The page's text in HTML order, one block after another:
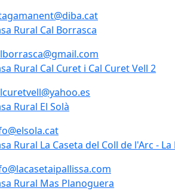
Rural Cal Borrasca
Rural Cal Borrasca
Rural Cal Curet i Cal Curet Vell 2
Rural Cal Curet i Cal Curet Vell 2
Rural El Solà
Rural El Solà
Rural La Caseta del Coll de l'Arc -
Rural La Caseta del Coll de l'Arc -
Rural Mas Planoguera
Rural Mas Planoguera